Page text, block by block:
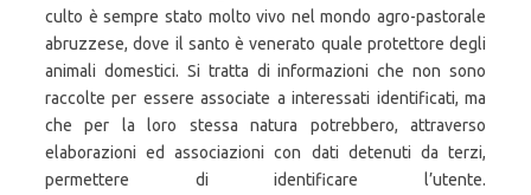
culto è sempre stato molto vivo nel mondo agro-pastorale
abruzzese, dove il santo è venerato quale protettore degli
animali domestici. Si tratta di informazioni che non sono
raccolte per essere associate a interessati identificati, ma
che per la loro stessa natura potrebbero, attraverso
elaborazioni ed associazioni con dati detenuti da terzi,
permettere di identificare l’utente.